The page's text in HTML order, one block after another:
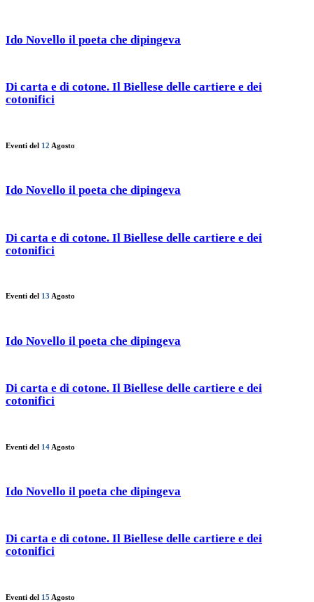
Ido Novello il poeta che dipingeva
Di carta e di cotone. Il Biellese delle cartiere e dei
cotonifici
Eventi del 12 Agosto
Ido Novello il poeta che dipingeva
Di carta e di cotone. Il Biellese delle cartiere e dei
cotonifici
Eventi del 13 Agosto
Ido Novello il poeta che dipingeva
Di carta e di cotone. Il Biellese delle cartiere e dei
cotonifici
Eventi del 14 Agosto
Ido Novello il poeta che dipingeva
Di carta e di cotone. Il Biellese delle cartiere e dei
cotonifici
Eventi del 15 Agosto